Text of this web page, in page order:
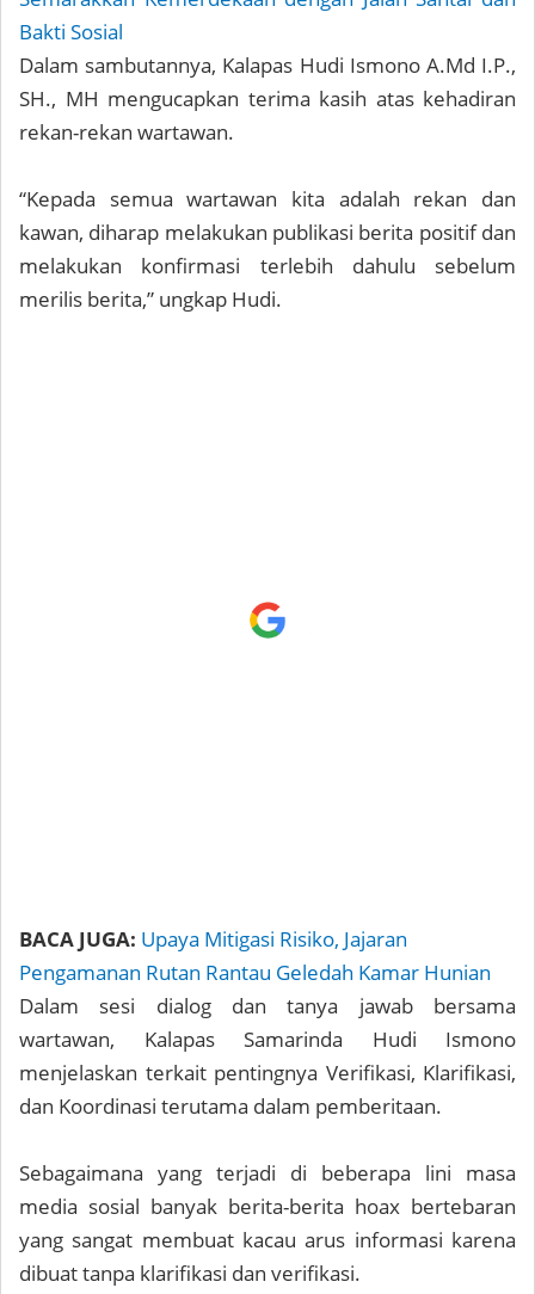
Bakti Sosial
Dalam sambutannya, Kalapas Hudi Ismono A.Md I.P.,
SH., MH mengucapkan terima kasih atas kehadiran
rekan-rekan wartawan.
“Kepada semua wartawan kita adalah rekan dan
kawan, diharap melakukan publikasi berita positif dan
melakukan konfirmasi terlebih dahulu sebelum
merilis berita,” ungkap Hudi.
BACA JUGA: Upaya Mitigasi Risiko, Jajaran
Pengamanan Rutan Rantau Geledah Kamar Hunian
Dalam sesi dialog dan tanya jawab bersama
wartawan, Kalapas Samarinda Hudi Ismono
menjelaskan terkait pentingnya Verifikasi, Klarifikasi,
dan Koordinasi terutama dalam pemberitaan.
Sebagaimana yang terjadi di beberapa lini masa
media sosial banyak berita-berita hoax bertebaran
yang sangat membuat kacau arus informasi karena
dibuat tanpa klarifikasi dan verifikasi.